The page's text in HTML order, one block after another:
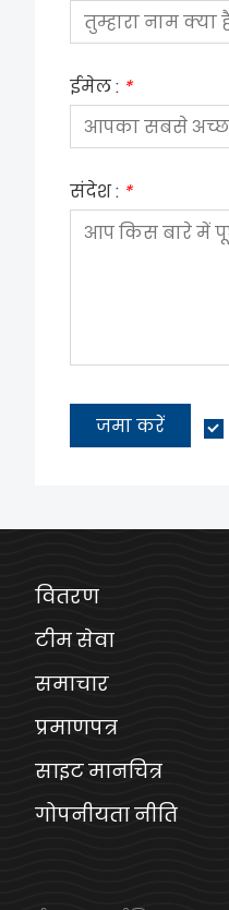
ईमेल : *
संदेश : *
जमा करें
वितरण
टीम सेवा
समाचार
प्रमाणपत्र
साइट मानचित्र
गोपनीयता नीति